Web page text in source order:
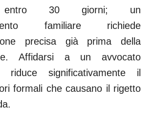
entro 30 giorni; un
familiare richiede
precisa già prima della
Affidarsi a un avvocato
riduce significativamente il
formali che causano il rigetto